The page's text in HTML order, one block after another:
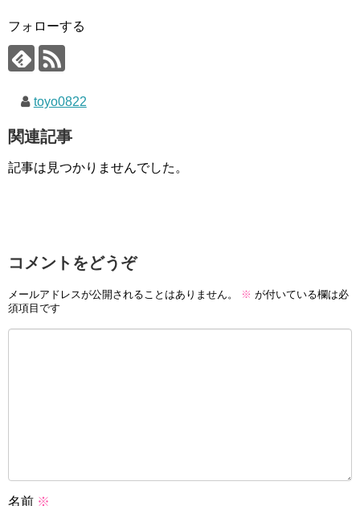
フォローする
toyo0822
関連記事
記事は見つかりませんでした。
コメントをどうぞ
メールアドレスが公開されることはありません。 ※ が付いている欄は必
須項目です
名前 ※